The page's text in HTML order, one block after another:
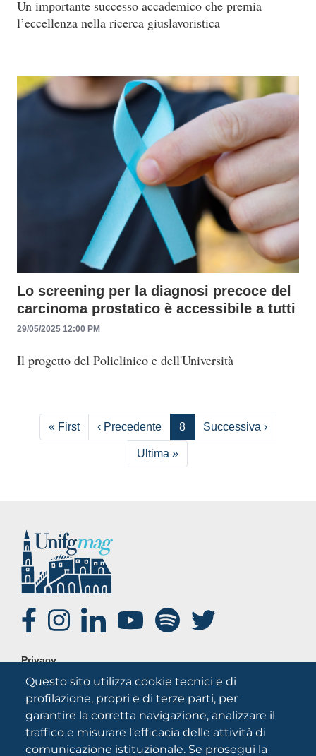
Un importante successo accademico che premia
l’eccellenza nella ricerca giuslavoristica
Lo screening per la diagnosi precoce del
carcinoma prostatico è accessibile a tutti
29/05/2025 12:00 PM
Il progetto del Policlinico e dell'Università
Paginazione
« FirstPrima pagina
‹ PrecedentePagina precedente
8 Successiva ›Pagina
Ultima »Ultima pagina
Questo sito utilizza cookie tecnici e di
profilazione, propri e di terze parti, per
garantire la corretta navigazione, analizzare il
traffico e misurare l'efficacia delle attività di
comunicazione istituzionale. Se prosegui la
SOCIAL
FOOTER
Privacy
Note legali
Credits
Chi siamo